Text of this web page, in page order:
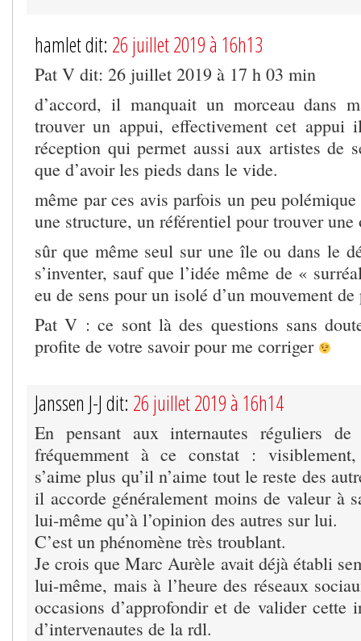
hamlet dit: 26 juillet 2019 à 16h13
Pat V dit: 26 juillet 2019 à 17 h 03 min
d’accord, il manquait un morceau dans
trouver un appui, effectivement cet appui
réception qui permet aussi aux artistes de
que d’avoir les pieds dans le vide.
même par ces avis parfois un peu
une structure, un référentiel pour trouver
sûr que même seul sur une île ou dans le
s’inventer, sauf que l’idée même de «
eu de sens pour un isolé d’un mouvement de
Pat V : ce sont là des questions sans
profite de votre savoir pour me corriger
Janssen J-J dit: 26 juillet 2019 à 16h14
En pensant aux internautes réguliers
fréquemment à ce constat : visiblement,
s’aime plus qu’il n’aime tout le reste des
il accorde généralement moins de valeur à
lui-même qu’à l’opinion des autres sur lui.
C’est un phénomène très troublant.
Je crois que Marc Aurèle avait déjà établi
lui-même, mais à l’heure des réseaux
occasions d’approfondir et de valider cette
d’intervenautes de la rdl.